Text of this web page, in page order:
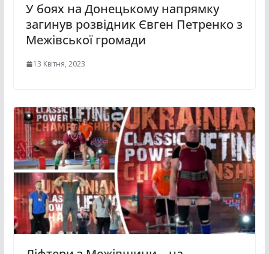
У боях на Донецькому напрямку
загинув розвідник Євген Петренко з
Межівської громади
13 Квітня, 2023